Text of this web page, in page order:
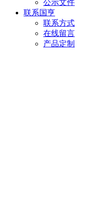
公示文件
联系国亨
联系方式
在线留言
产品定制